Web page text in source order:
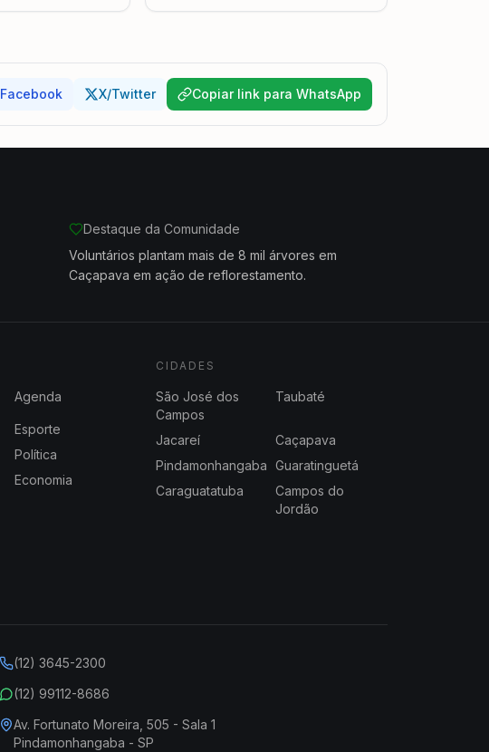
Facebook X/Twitter Copiar link para WhatsApp
Destaque da Comunidade
Voluntários plantam mais de 8 mil árvores em
Caçapava em ação de reflorestamento.
Agenda
Esporte
Política
Economia
CIDADES
São José dos
Campos
Taubaté
Jacareí
Caçapava
Pindamonhangaba Guaratinguetá
Caraguatatuba
Campos do
Jordão
(12) 3645-2300
(12) 99112-8686
Av. Fortunato Moreira, 505 - Sala 1
Pindamonhangaba - SP